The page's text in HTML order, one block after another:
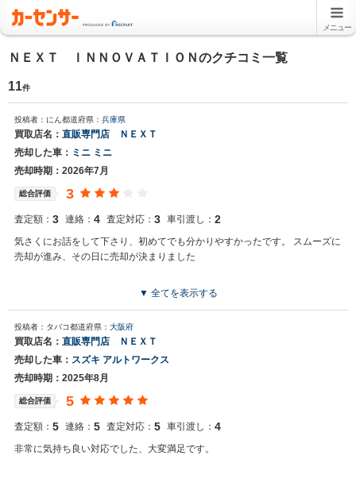
メニュー
ＮＥＸＴ ＩＮＮＯＶＡＴＩＯＮのクチコミ一覧
11件
投稿者：にん都道府県： 兵庫県
買取店名： 直販専門店 ＮＥＸＴ
売却した車： ミニ ミニ
売却時期：2026年7月
総合評価 3
査定額： 3 連絡： 4 査定対応： 3 車引渡し： 2
気さくにお話をして下さり、初めてでも分かりやすかったです。 スムーズに
売却が進み、その日に売却が決まりました
▼ 全てを表示する
投稿者：タバコ都道府県： 大阪府
買取店名： 直販専門店 ＮＥＸＴ
売却した車： スズキ アルトワークス
売却時期：2025年8月
総合評価 5
査定額： 5 連絡： 5 査定対応： 5 車引渡し： 4
非常に気持ち良い対応でした、大変満足です。